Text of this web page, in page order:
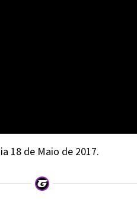
18 de Maio de 2017.